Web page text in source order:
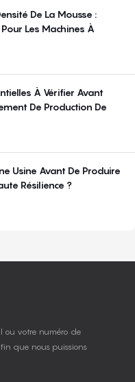
De La Mousse :
Les Machines À
À Vérifier Avant
De Production De
Usine Avant De Produire
Résilience ?
ou votre numéro de
que nous puissions